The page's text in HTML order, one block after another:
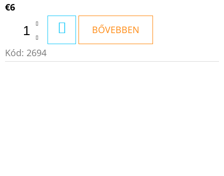
€6
KOSÁRBABŐVEBBEN
Kód: 2694